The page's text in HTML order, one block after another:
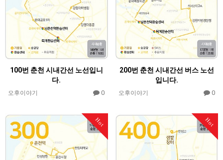
100번 춘천 시내간선 노선입니
다.
오후이야기 0
200번 춘천 시내간선 버스 노선
입니다.
오후이야기 0
Hot Hot